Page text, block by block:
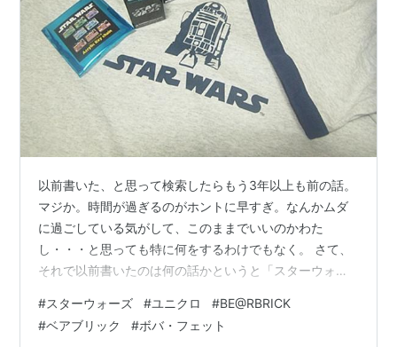
以前書いた、と思って検索したらもう3年以上も前の話。
マジか。時間が過ぎるのがホントに早すぎ。なんかムダ
に過ごしている気がして、このままでいいのかわた
し・・・と思っても特に何をするわけでもなく。 さて、
それで以前書いたのは何の話かというと「スターウォー
も、その間に「スターウォーズシリーズ」のどれかを見
たということはない。見ていないのに今回も買ってしま
#スターウォーズ #ユニクロ #BE@RBRICK
#ベアブリック #ボバ・フェット